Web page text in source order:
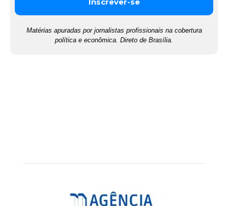
Matérias apuradas por jornalistas profissionais na cobertura
política e econômica. Direto de Brasília.